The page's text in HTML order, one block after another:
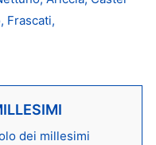
Frascati,
dei millesimi